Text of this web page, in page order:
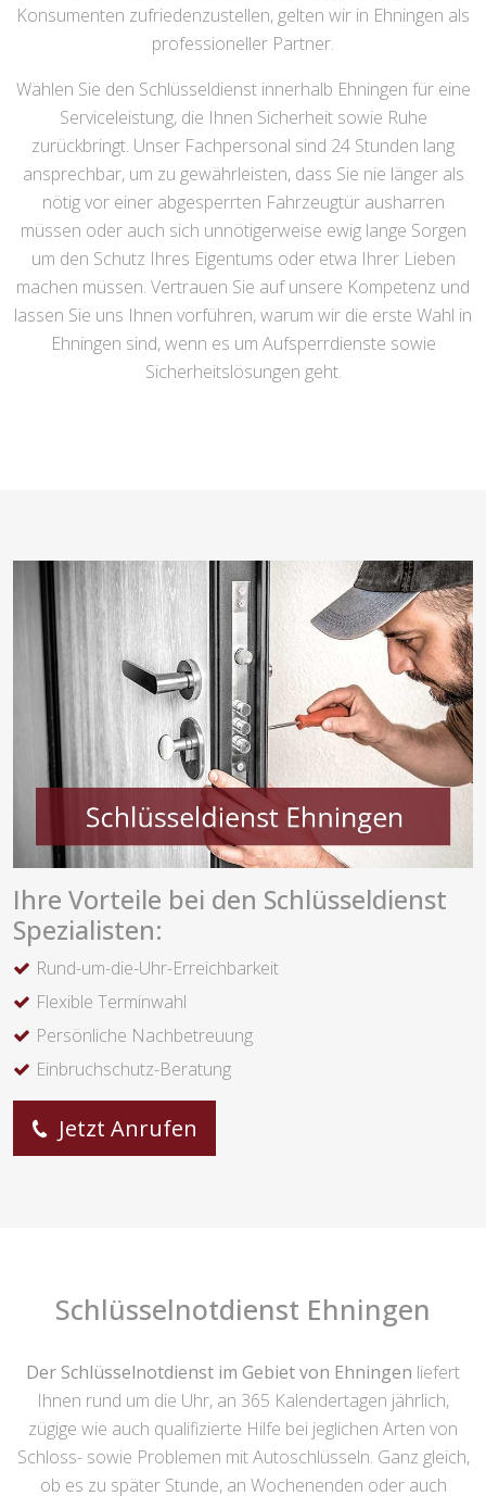
Konsumenten zufriedenzustellen, gelten wir in Ehningen als
professioneller Partner.
Wählen Sie den Schlüsseldienst innerhalb Ehningen für eine
Serviceleistung, die Ihnen Sicherheit sowie Ruhe
zurückbringt. Unser Fachpersonal sind 24 Stunden lang
ansprechbar, um zu gewährleisten, dass Sie nie länger als
nötig vor einer abgesperrten Fahrzeugtür ausharren
müssen oder auch sich unnötigerweise ewig lange Sorgen
um den Schutz Ihres Eigentums oder etwa Ihrer Lieben
machen müssen. Vertrauen Sie auf unsere Kompetenz und
lassen Sie uns Ihnen vorführen, warum wir die erste Wahl in
Ehningen sind, wenn es um Aufsperrdienste sowie
Sicherheitslösungen geht.
Ihre Vorteile bei den Schlüsseldienst
Spezialisten:
Rund-um-die-Uhr-Erreichbarkeit
Flexible Terminwahl
Persönliche Nachbetreuung
Einbruchschutz-Beratung
Jetzt Anrufen
Schlüsselnotdienst Ehningen
Der Schlüsselnotdienst im Gebiet von Ehningen liefert
Ihnen rund um die Uhr, an 365 Kalendertagen jährlich,
zügige wie auch qualifizierte Hilfe bei jeglichen Arten von
Schloss- sowie Problemen mit Autoschlüsseln. Ganz gleich,
ob es zu später Stunde, an Wochenenden oder auch